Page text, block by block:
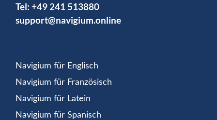
Tel: +49 241 513880
support@navigium.online
Navigium für Englisch
Navigium für Französisch
Navigium für Latein
Navigium für Spanisch